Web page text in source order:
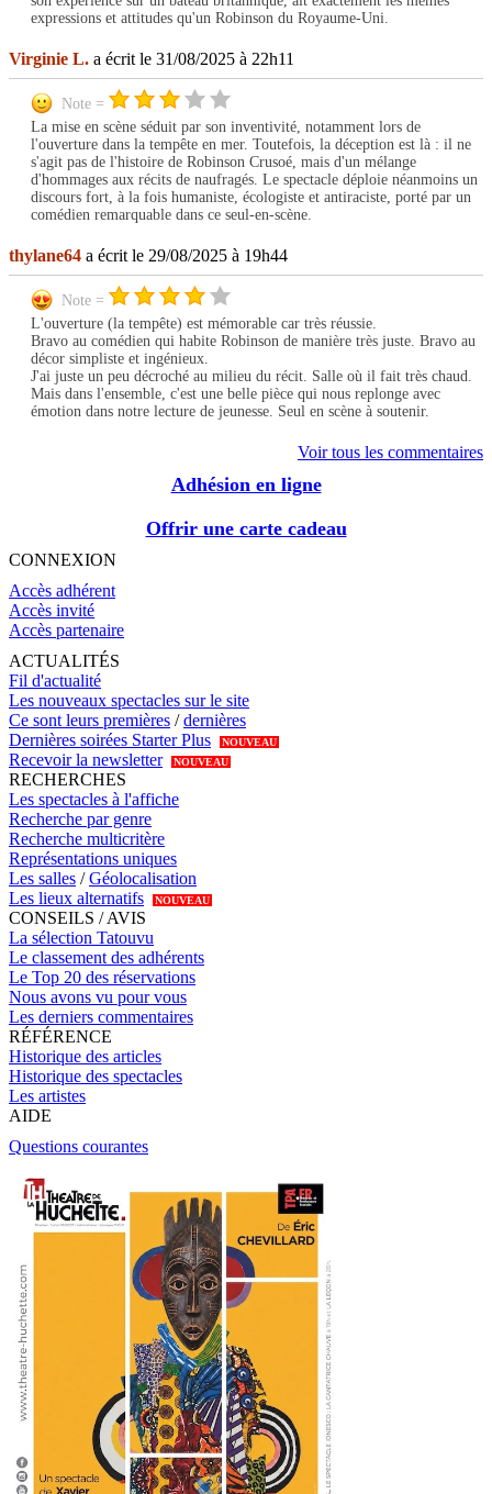
expressions et attitudes qu'un Robinson du Royaume-Uni.
Virginie L. a écrit le 31/08/2025 à 22h11
Note =
La mise en scène séduit par son inventivité, notamment lors de
l'ouverture dans la tempête en mer. Toutefois, la déception est là : il ne
s'agit pas de l'histoire de Robinson Crusoé, mais d'un mélange
d'hommages aux récits de naufragés. Le spectacle déploie néanmoins un
discours fort, à la fois humaniste, écologiste et antiraciste, porté par un
comédien remarquable dans ce seul-en-scène.
thylane64 a écrit le 29/08/2025 à 19h44
Note =
L'ouverture (la tempête) est mémorable car très réussie.
Bravo au comédien qui habite Robinson de manière très juste. Bravo au
décor simpliste et ingénieux.
J'ai juste un peu décroché au milieu du récit. Salle où il fait très chaud.
Mais dans l'ensemble, c'est une belle pièce qui nous replonge avec
émotion dans notre lecture de jeunesse. Seul en scène à soutenir.
Voir tous les commentaires
Adhésion en ligne
Offrir une carte cadeau
CONNEXION
Accès adhérent
Accès invité
Accès partenaire
ACTUALITÉS
Fil d'actualité
Les nouveaux spectacles sur le site
Ce sont leurs premières /dernières
Dernières soirées Starter Plus
NOUVEAU
Recevoir la newsletter NOUVEAU
RECHERCHES
Les spectacles à l'affiche
Recherche par genre
Recherche multicritère
Représentations uniques
Les salles /Géolocalisation
Les lieux alternatifs
NOUVEAU
CONSEILS / AVIS
La sélection Tatouvu
Le classement des adhérents
Le Top 20 des réservations
Nous avons vu pour vous
Les derniers commentaires
RÉFÉRENCE
Historique des articles
Historique des spectacles
Les artistes
AIDE
Questions courantes